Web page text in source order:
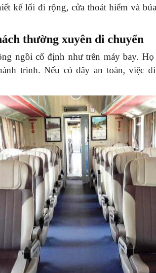
kế lối đi rộng, cửa thoát hiểm và
thường xuyên di chuyển
ngồi cố định như trên máy bay.
trình. Nếu có dây an toàn, việc